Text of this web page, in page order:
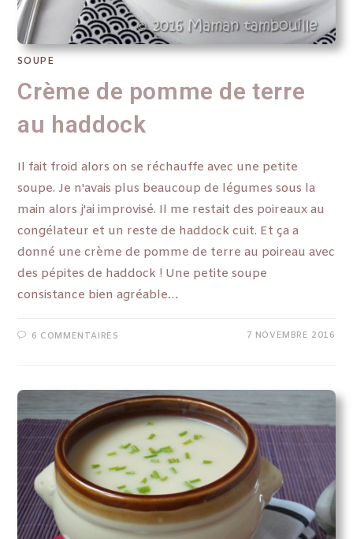
SOUPE
Crème de pomme de terre
au haddock
Il fait froid alors on se réchauffe avec une petite
soupe. Je n'avais plus beaucoup de légumes sous la
main alors j'ai improvisé. Il me restait des poireaux au
congélateur et un reste de haddock cuit. Et ça a
donné une crème de pomme de terre au poireau avec
des pépites de haddock ! Une petite soupe
consistance bien agréable…
6 COMMENTAIRES 7 NOVEMBRE 2016